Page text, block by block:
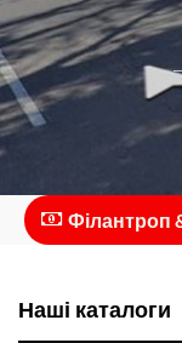
—
Філантроп &
Наші каталоги